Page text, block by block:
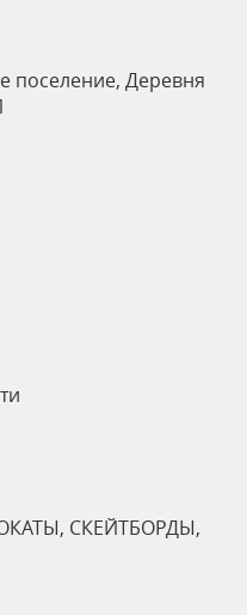
поселение, Деревня
СКЕЙТБОРДЫ,